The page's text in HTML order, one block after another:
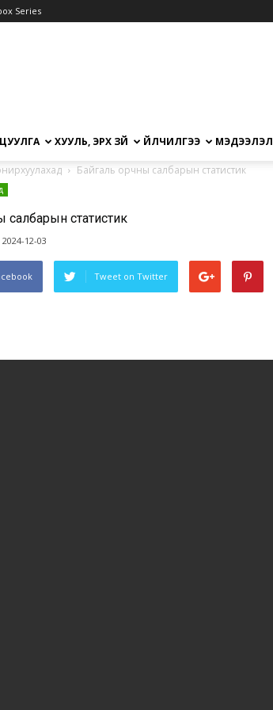
Series
ХУУЛЬ, ЭРХ ЗҮЙ ҮЙЛЧИЛГЭЭ МЭДЭЭЛЭЛ
Байгаль орчны салбарын статистик
салбарын статистик
2024-12-03
Tweet on Twitter